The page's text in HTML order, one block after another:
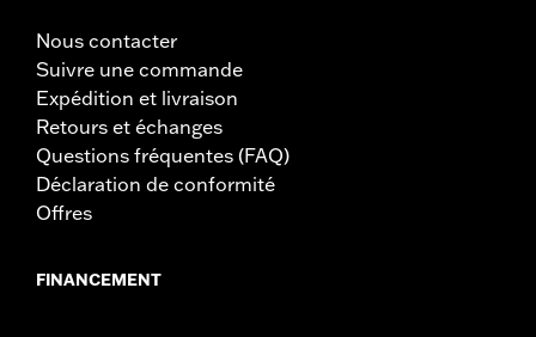
Nous contacter
Suivre une commande
Expédition et livraison
Retours et échanges
Questions fréquentes (FAQ)
Déclaration de conformité
Offres
FINANCEMENT